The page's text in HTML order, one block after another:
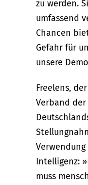
zu werden.
umfassend
Chancen
Gefahr für
unsere
Freelens,
Verband
Intelligenz:
muss